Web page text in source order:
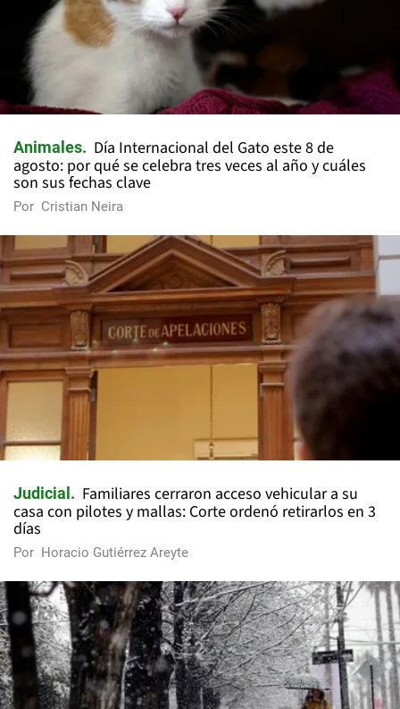
Animales
Día Internacional del Gato este 8 de
agosto: por qué se celebra tres veces al año y cuáles
son sus fechas clave
Por Cristian Neira
Judicial
Familiares cerraron acceso vehicular a su
casa con pilotes y mallas: Corte ordenó retirarlos en 3
días
Por Horacio Gutiérrez Areyte